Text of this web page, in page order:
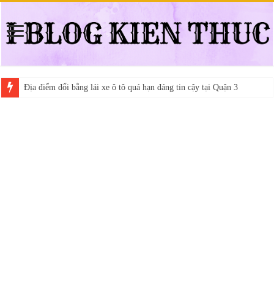
Địa điểm đổi bằng lái xe ô tô quá hạn đáng tin cậy tại Quận 3
Trung tâm nào học thi giấy phép lái xe hạng A (A2 cũ), A1 uy tín tại